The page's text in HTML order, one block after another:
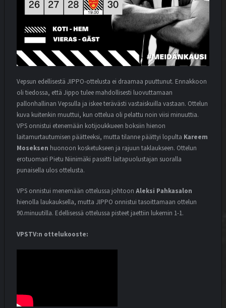
Vepsun edellisestä JIPPO-ottelusta ei draamaa puuttunut. Ennakkoon
oli tiedossa, että Jippo tulee mahdollisesti luovuttamaan
pallonhallinan Vepsulla ja iskee terävästi vastaiskuilla vastaan. Ottelun
kuva kuitenkin muuttui, kun ottelua oli pelattu noin viisi minuuttia.
VPS onnistui etenemään kotijoukkueen boksiin hienon
laitamurtautumisen päätteeksi, mutta tilanne päättyi lopulta Kareem
Moseksen huonoon kosketukseen ja rajuun taklaukseen. Ottelun
erotuomari Pietu Niinimäki passitti laitapuolustajan suoralla
punaisella ulos ottelusta.
VPS onnistui menemään ottelussa johtoon Aleksi Pahkasalon
hienolla laukauksella, mutta JIPPO onnistui tasoittamaan ottelun
90.minuutilla. Edellisessä ottelussa pisteet jaettiin lukemin 1-1.
VPSTV:n ottelukooste: